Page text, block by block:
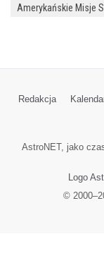
Amerykańskie Misje
Redakcja
AstroNET, jako
Logo
© 2000–